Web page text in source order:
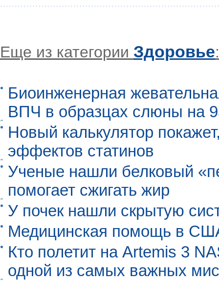
Еще из категории Здоровье:
Биоинженерная
ВПЧ в образцах слюны на
Новый калькулятор
эффектов статинов
Ученые нашли белковый
помогает сжигать жир
У почек нашли скрытую
Медицинская помощь в
Кто полетит на Artemis 3
одной из самых важных